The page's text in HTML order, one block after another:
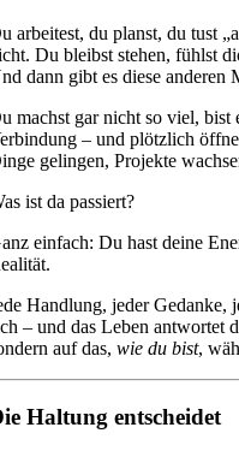
arbeitest, du planst, du tust
Du bleibst stehen, fühlst
dann gibt es diese anderen
machst gar nicht so viel,
– und plötzlich
gelingen, Projekte
ist da passiert?
einfach: Du hast deine
Handlung, jeder Gedanke,
– und das Leben antwortet
auf das,wie du bist,
Haltung entscheidet